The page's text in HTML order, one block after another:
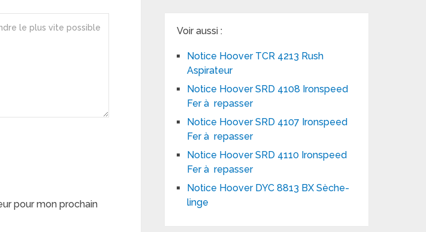
pour mon prochain
Voir aussi :
Notice Hoover TCR 4213 Rush
Aspirateur
Notice Hoover SRD 4108 Ironspeed
Fer à repasser
Notice Hoover SRD 4107 Ironspeed
Fer à repasser
Notice Hoover SRD 4110 Ironspeed
Fer à repasser
Notice Hoover DYC 8813 BX Sèche-
linge